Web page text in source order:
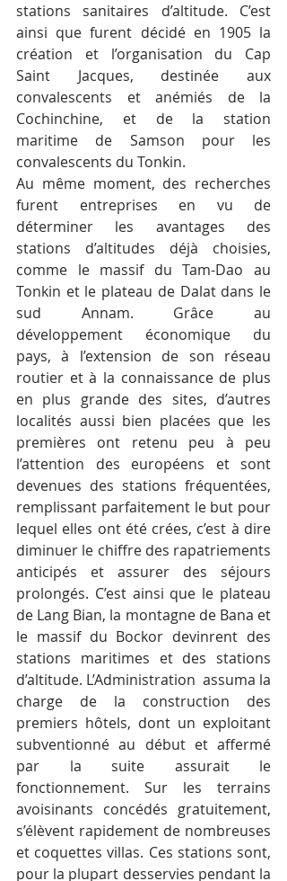
stations sanitaires d’altitude. C’est
ainsi que furent décidé en 1905 la
création et l’organisation du Cap
Saint Jacques, destinée aux
convalescents et anémiés de la
Cochinchine, et de la station
maritime de Samson pour les
convalescents du Tonkin.
Au même moment, des recherches
furent entreprises en vu de
déterminer les avantages des
stations d’altitudes déjà choisies,
comme le massif du Tam-Dao au
Tonkin et le plateau de Dalat dans le
sud Annam. Grâce au
développement économique du
pays, à l’extension de son réseau
routier et à la connaissance de plus
en plus grande des sites, d’autres
localités aussi bien placées que les
premières ont retenu peu à peu
l’attention des européens et sont
devenues des stations fréquentées,
remplissant parfaitement le but pour
lequel elles ont été crées, c’est à dire
diminuer le chiffre des rapatriements
anticipés et assurer des séjours
prolongés. C’est ainsi que le plateau
de Lang Bian, la montagne de Bana et
le massif du Bockor devinrent des
stations maritimes et des stations
d’altitude. L’Administration  assuma la
charge de la construction des
premiers hôtels, dont un exploitant
subventionné au début et affermé
par la suite assurait le
fonctionnement. Sur les terrains
avoisinants concédés gratuitement,
s’élèvent rapidement de nombreuses
et coquettes villas. Ces stations sont,
pour la plupart desservies pendant la